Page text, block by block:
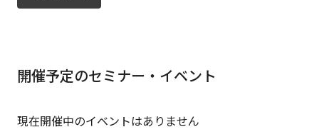
開催予定のセミナー・イベント
現在開催中のイベントはありません